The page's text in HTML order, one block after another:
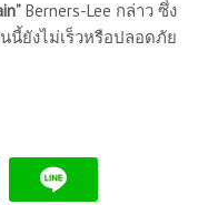
Berners-Lee กล่าว ซึ่ง
นี้ยังไม่เร็วหรือปลอดภัย